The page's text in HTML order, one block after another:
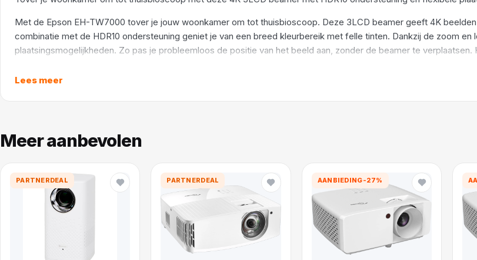
Met de Epson EH-TW7000 tover je jouw woonkamer om tot thuisbioscoop. Deze 3LCD beamer geeft 4K
combinatie met de HDR10 ondersteuning geniet je van een breed kleurbereik met felle tinten. Dankzij de zoom
plaatsingsmogelijkheden. Zo pas je probleemloos de positie van het beeld aan, zonder de beamer te
ventilator relatief meer geluid. Let op: de beamer is groot.
verdubbel je die afstanden tot 2.64 en 4.3 meter. Bekijk dus eerst waar je de beamer wilt neerzetten en of daar
Lees meer
Meer aanbevolen
PARTNERDEAL PARTNERDEAL AANBIEDING-27%